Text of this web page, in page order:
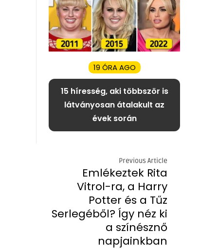
19 ÓRA AGO
15 híresség, aki többször is
látványosan átalakult az
évek során
Previous Article
Emlékeztek Rita
Vitrol-ra, a Harry
Potter és a Tűz
Serlegéből? Így néz ki
a színésznő
napjainkban